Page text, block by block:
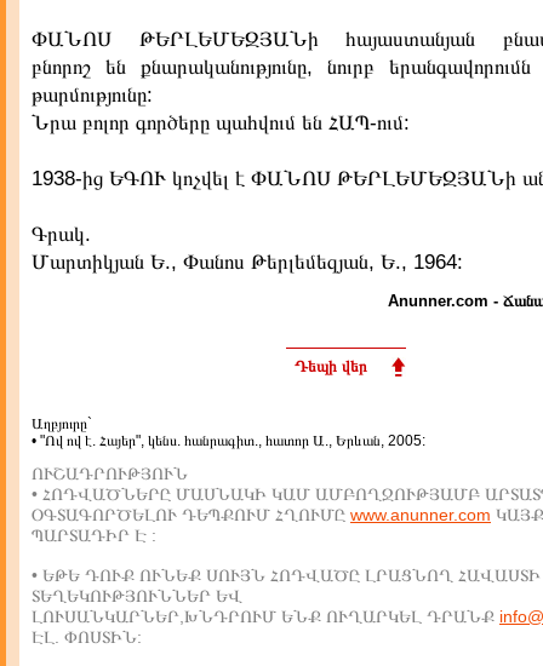
ՓԱՆՈՍ ԹԵՐԼԵՄԵԶՅԱՆի հայաստանյան
բնորոշ են քնարականությունը, նուրբ
թարմությունը:
Նրա բոլոր գործերը պահվում են ՀԱՊ-ում:
1938-ից ԵԳՈՒ կոչվել է ՓԱՆՈՍ ԹԵՐԼԵՄԵԶՅԱՆի
Գրակ.
Մարտիկյան Ե., Փանոս Թերլեմեզյան, Ե., 1964:
Anunner.com -
Դեպի վեր
Աղբյուրը`
• "Ով ով է. Հայեր", կենս. հանրագիտ., հատոր Ա., Երևան, 2005:
ՈՒՇԱԴՐՈՒԹՅՈՒՆ
• ՀՈԴՎԱԾՆԵՐԸ ՄԱՍՆԱԿԻ ԿԱՄ ԱՄԲՈՂՋՈՒԹՅԱՄԲ
ՕԳՏԱԳՈՐԾԵԼՈՒ ԴԵՊՔՈՒՄ ՀՂՈՒՄԸ www.anunner.com
ՊԱՐՏԱԴԻՐ Է :
• ԵԹԵ ԴՈՒՔ ՈՒՆԵՔ ՍՈՒՅՆ ՀՈԴՎԱԾԸ ԼՐԱՑՆՈՂ ՀԱՎԱՍՏԻ
ՏԵՂԵԿՈՒԹՅՈՒՆՆԵՐ ԵՎ
ԼՈՒՍԱՆԿԱՐՆԵՐ,ԽՆԴՐՈՒՄ ԵՆՔ ՈՒՂԱՐԿԵԼ ԴՐԱՆՔ
ԷԼ. ՓՈՍՏԻՆ: